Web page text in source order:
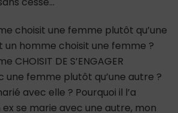
choisit une femme plutôt qu’une
un homme choisit une femme ?
CHOISIT DE S’ENGAGER
une femme plutôt qu’une autre ?
avec elle ? Pourquoi il l’a
ex se marie avec une autre, mon